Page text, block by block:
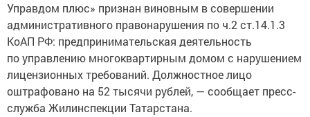
Управдом плюс» признан виновным в совершении
административного правонарушения по ч.2 ст.14.1.3
КоАП РФ: предпринимательская деятельность
по управлению многоквартирным домом с нарушением
лицензионных требований. Должностное лицо
оштрафовано на 52 тысячи рублей, — сообщает пресс-
служба Жилинспекции Татарстана.